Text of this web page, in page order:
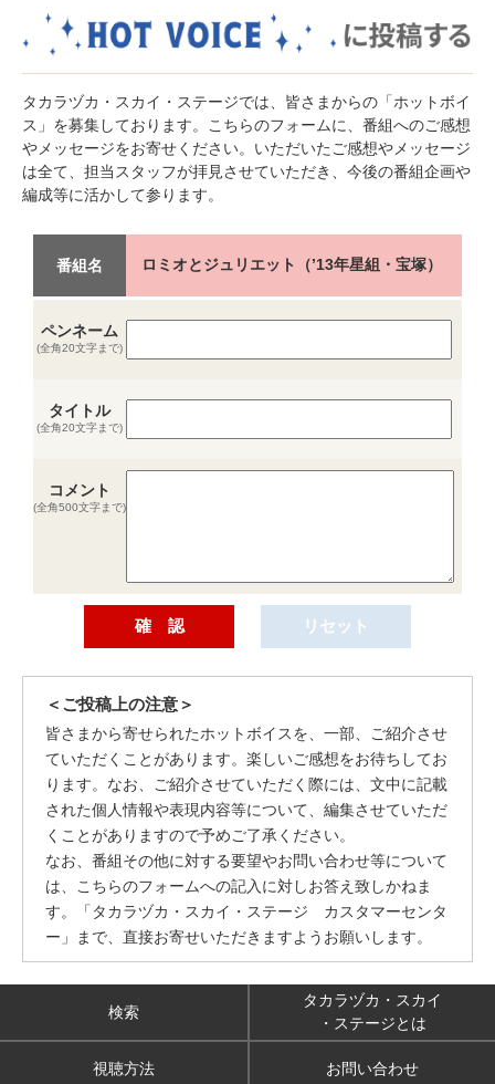
タカラヅカ・スカイ・ステージでは、皆さまからの「ホットボイ
ス」を募集しております。こちらのフォームに、番組へのご感想
やメッセージをお寄せください。いただいたご感想やメッセージ
は全て、担当スタッフが拝見させていただき、今後の番組企画や
編成等に活かして参ります。
番組名 ロミオとジュリエット（’13年星組・宝塚）
ペンネーム
(全角20文字まで)
タイトル
(全角20文字まで)
コメント
(全角500文字まで)
＜ご投稿上の注意＞
皆さまから寄せられたホットボイスを、一部、ご紹介させ
ていただくことがあります。楽しいご感想をお待ちしてお
ります。なお、ご紹介させていただく際には、文中に記載
された個人情報や表現内容等について、編集させていただ
くことがありますので予めご了承ください。
なお、番組その他に対する要望やお問い合わせ等について
は、こちらのフォームへの記入に対しお答え致しかねま
す。「タカラヅカ・スカイ・ステージ カスタマーセンタ
ー」まで、直接お寄せいただきますようお願いします。
検索
タカラヅカ・スカイ
・ステージとは
視聴方法 お問い合わせ